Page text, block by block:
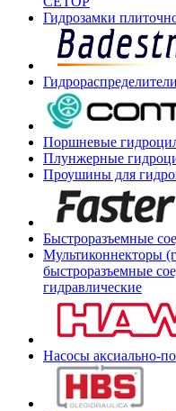
Гидрозамки
Поршневые
Плунжерные
Проушины для
Быстроразъемные
Мультиконнекторы
быстроразъемные
гидравлические
Насосы аксиально-